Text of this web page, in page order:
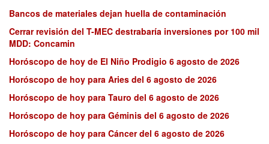
Bancos de materiales dejan huella de contaminación
Cerrar revisión del T-MEC destrabaría inversiones por 100 mil
MDD: Concamin
Horóscopo de hoy de El Niño Prodigio 6 agosto de 2026
Horóscopo de hoy para Aries del 6 agosto de 2026
Horóscopo de hoy para Tauro del 6 agosto de 2026
Horóscopo de hoy para Géminis del 6 agosto de 2026
Horóscopo de hoy para Cáncer del 6 agosto de 2026